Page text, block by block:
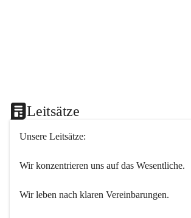
Leitsätze
Unsere Leitsätze:
Wir konzentrieren uns auf das Wesentliche.
Wir leben nach klaren Vereinbarungen.